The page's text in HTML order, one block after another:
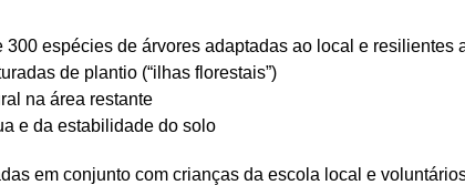
300 espécies de árvores adaptadas ao local e resilientes
de plantio (“ilhas florestais”)
na área restante
e da estabilidade do solo
em conjunto com crianças da escola local e